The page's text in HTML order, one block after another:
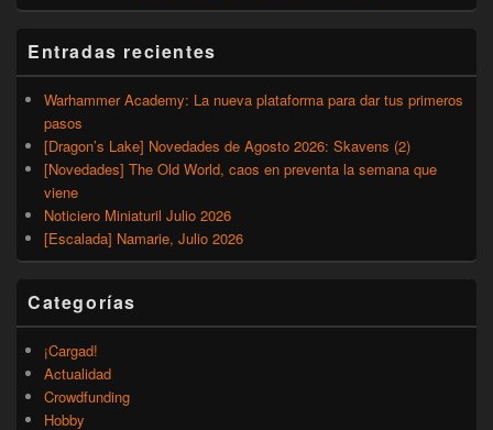
Entradas recientes
Warhammer Academy: La nueva plataforma para dar tus primeros
pasos
[Dragon’s Lake] Novedades de Agosto 2026: Skavens (2)
[Novedades] The Old World, caos en preventa la semana que
viene
Noticiero Miniaturil Julio 2026
[Escalada] Namarie, Julio 2026
Categorías
¡Cargad!
Actualidad
Crowdfunding
Hobby